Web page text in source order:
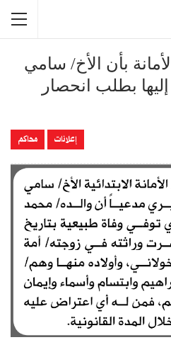
بأن الأخ/ سامي
بطلب انحصار
إعلانات محاكم